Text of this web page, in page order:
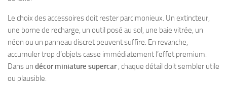
Le choix des accessoires doit rester parcimonieux. Un extincteur,
une borne de recharge, un outil posé au sol, une baie vitrée, un
néon ou un panneau discret peuvent suffire. En revanche,
accumuler trop d’objets casse immédiatement l’effet premium.
Dans un décor miniature supercar, chaque détail doit sembler utile
ou plausible.